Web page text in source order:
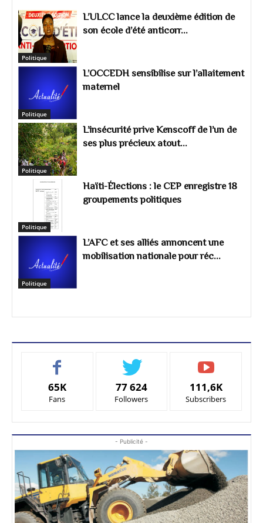
Politique
L’ULCC lance la deuxième édition de
son école d’été anticorr...
Politique
L’OCCEDH sensibilise sur l’allaitement
maternel
Politique
L’insécurité prive Kenscoff de l’un de
ses plus précieux atout...
Politique
Haïti-Élections : le CEP enregistre 18
groupements politiques
Politique
L’AFC et ses alliés annoncent une
mobilisation nationale pour réc...
65K
Fans
77 624
Followers
111,6K
Subscribers
- Publicité -